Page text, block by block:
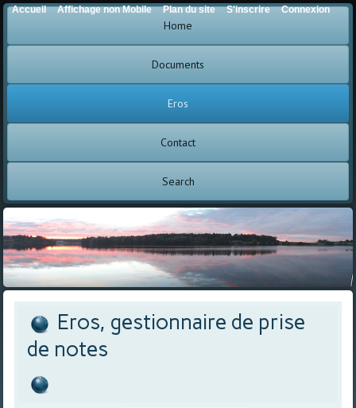
Home
Documents
Eros
Contact
Search
Eros, gestionnaire de prise
de notes
Accueil Affichage non Mobile Plan du site S'inscrire Connexion